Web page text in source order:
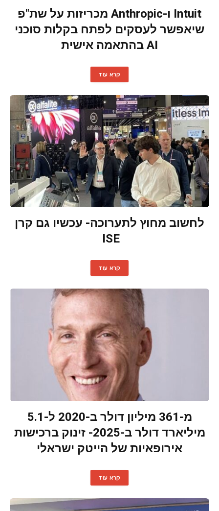
Intuit ו-Anthropic מכריזות על שת"פ
שיאפשר לעסקים לפתח בקלות סוכני
AI בהתאמה אישית
קרא עוד
לחשוב מחוץ לתערוכה- עכשיו גם קרן
ISE
קרא עוד
מ-361 מיליון דולר ב-2020 ל-5.1
מיליארד דולר ב-2025- זינוק ברכישות
אירופאיות של הייטק ישראלי
קרא עוד